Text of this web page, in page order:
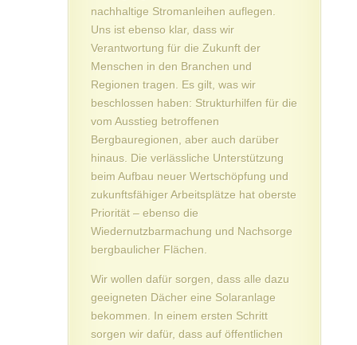
nachhaltige Stromanleihen auflegen.
Uns ist ebenso klar, dass wir
Verantwortung für die Zukunft der
Menschen in den Branchen und
Regionen tragen. Es gilt, was wir
beschlossen haben: Strukturhilfen für die
vom Ausstieg betroffenen
Bergbauregionen, aber auch darüber
hinaus. Die verlässliche Unterstützung
beim Aufbau neuer Wertschöpfung und
zukunftsfähiger Arbeitsplätze hat oberste
Priorität – ebenso die
Wiedernutzbarmachung und Nachsorge
bergbaulicher Flächen.
Wir wollen dafür sorgen, dass alle dazu
geeigneten Dächer eine Solaranlage
bekommen. In einem ersten Schritt
sorgen wir dafür, dass auf öffentlichen